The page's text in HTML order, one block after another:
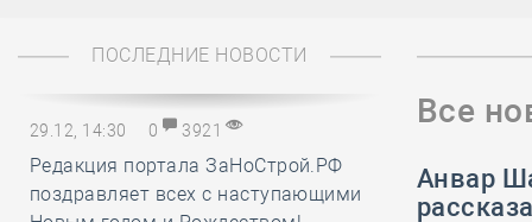
ПОСЛЕДНИЕ НОВОСТИ
29.12, 14:30 0 3921
Редакция портала ЗаНоСтрой.РФ
поздравляет всех с наступающими
Все
Анвар